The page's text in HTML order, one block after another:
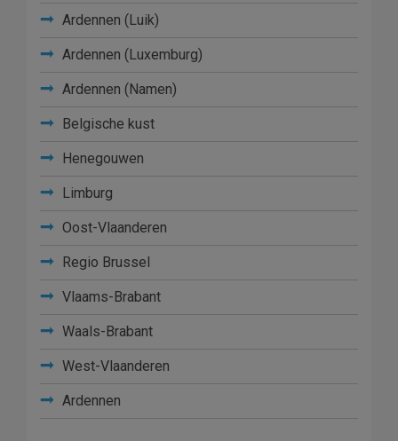
Ardennen (Luik)
Ardennen (Luxemburg)
Ardennen (Namen)
Belgische kust
Henegouwen
Limburg
Oost-Vlaanderen
Regio Brussel
Vlaams-Brabant
Waals-Brabant
West-Vlaanderen
Ardennen